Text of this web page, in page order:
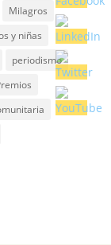
Milagros
y niñas
periodismo